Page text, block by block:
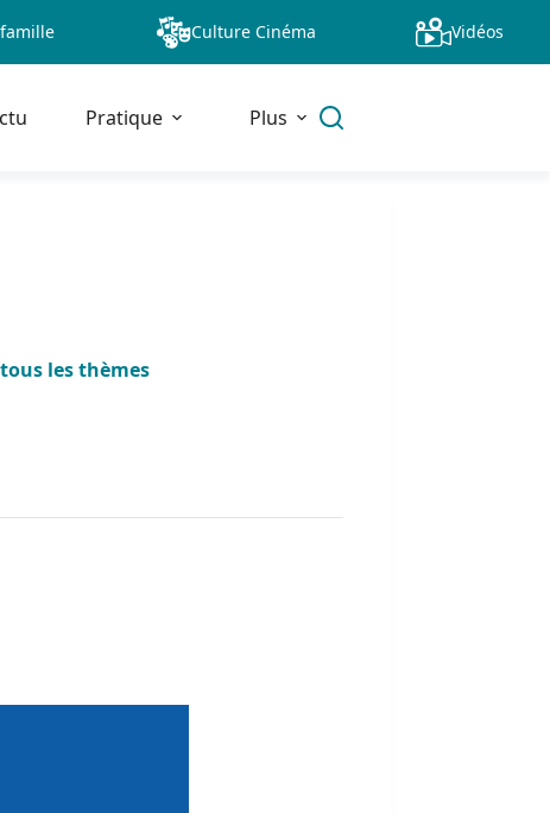
Culture Cinéma Vidéos
Pratique Plus
tous les thèmes